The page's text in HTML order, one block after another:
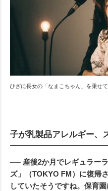
ひざに長女の「なまこちゃん」を乗せ
子が乳製品アレルギー、
── 産後2か月でレギュラー
ズ」（TOKYO FM）に復帰
していたそうですね。保育